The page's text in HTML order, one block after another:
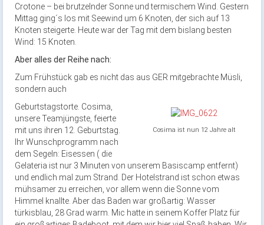
Crotone – bei brutzelnder Sonne und termischem Wind. Gestern
Mittag ging´s los mit Seewind um 6 Knoten, der sich auf 13
Knoten steigerte. Heute war der Tag mit dem bislang besten
Wind: 15 Knoten.
Aber alles der Reihe nach:
Zum Frühstück gab es nicht das aus GER mitgebrachte Müsli,
sondern auch
Cosima ist nun 12 Jahre alt
Geburtstagstorte. Cosima,
unsere Teamjüngste, feierte
mit uns ihren 12. Geburtstag.
Ihr Wunschprogramm nach
dem Segeln: Eisessen ( die
Gelateria ist nur 3 Minuten von unserem Basiscamp entfernt)
und endlich mal zum Strand. Der Hotelstrand ist schon etwas
mühsamer zu erreichen, vor allem wenn die Sonne vom
Himmel knallte. Aber das Baden war großartig: Wasser
türkisblau, 28 Grad warm. Mic hatte in seinem Koffer Platz für